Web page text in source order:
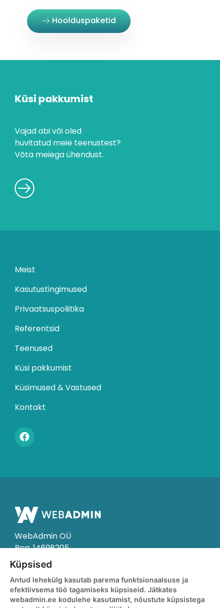
Hoolduspaketid
WebAdmin OÜ
Reg. 14698205
Hauka 13, 11315 Tallinn
(+372) 510 4603
info@webadmin.ee
Küpsised
Antud lehekülg kasutab parema funktsionaalsuse ja
efektiivsema töö tagamiseks küpsiseid. Jätkates
webadmin.ee kodulehe kasutamist, nõustute küpsistega
Meist
Kasutustingimused
Privaatsuspoliitika
Referentsid
Teenused
Küsi pakkumist
Küsimused & Vastused
Kontakt
Küsi pakkumist
Vajad abi või oled
huvitatud meie teenustest?
Võta meiega ühendust.